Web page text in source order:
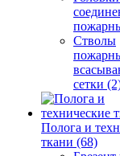
Стволы
сетки
Полога и
ткани (68)